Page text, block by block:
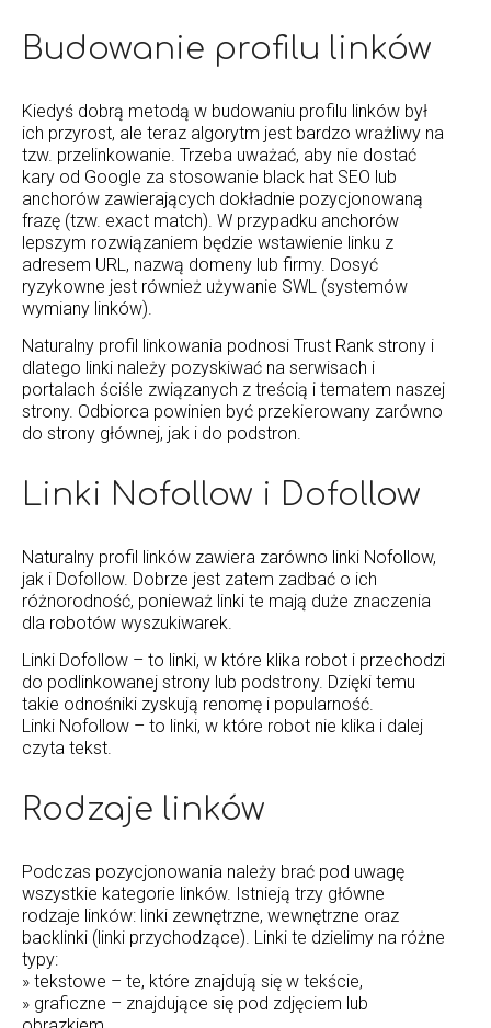
Budowanie profilu linków
Kiedyś dobrą metodą w budowaniu profilu linków był
ich przyrost, ale teraz algorytm jest bardzo wrażliwy na
tzw. przelinkowanie. Trzeba uważać, aby nie dostać
kary od Google za stosowanie black hat SEO lub
anchorów zawierających dokładnie pozycjonowaną
frazę (tzw. exact match). W przypadku anchorów
lepszym rozwiązaniem będzie wstawienie linku z
adresem URL, nazwą domeny lub firmy. Dosyć
ryzykowne jest również używanie SWL (systemów
wymiany linków).
Naturalny profil linkowania podnosi Trust Rank strony i
dlatego linki należy pozyskiwać na serwisach i
portalach ściśle związanych z treścią i tematem naszej
strony. Odbiorca powinien być przekierowany zarówno
do strony głównej, jak i do podstron.
Linki Nofollow i Dofollow
Naturalny profil linków zawiera zarówno linki Nofollow,
jak i Dofollow. Dobrze jest zatem zadbać o ich
różnorodność, ponieważ linki te mają duże znaczenia
dla robotów wyszukiwarek.
Linki Dofollow – to linki, w które klika robot i przechodzi
do podlinkowanej strony lub podstrony. Dzięki temu
takie odnośniki zyskują renomę i popularność.
Linki Nofollow – to linki, w które robot nie klika i dalej
czyta tekst.
Rodzaje linków
Podczas pozycjonowania należy brać pod uwagę
wszystkie kategorie linków. Istnieją trzy główne
rodzaje linków: linki zewnętrzne, wewnętrzne oraz
backlinki (linki przychodzące). Linki te dzielimy na różne
typy:
» tekstowe – te, które znajdują się w tekście,
» graficzne – znajdujące się pod zdjęciem lub